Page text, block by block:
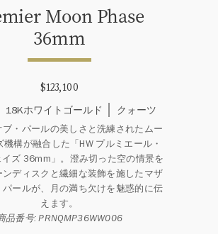
Moon Phase
36mm
$123,100
18Kホワイトゴールド クォーツ
ブ・パールの美しさと洗練されたムー
機構が融合した「HW プルミエール・
ズ 36mm」。澄み切った空の情景を
ンディスクと繊細な装飾を施したマザ
パールが、月の満ち欠けを魅惑的に伝
えます。
品番号: PRNQMP36WW006